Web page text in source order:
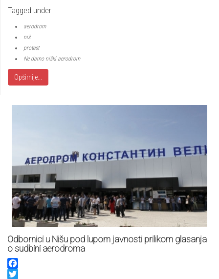
Tagged under
aerodrom
niš
protest
Ne damo niški aerodrom
Opširnije...
Odbornici u Nišu pod lupom javnosti prilikom glasanja
o sudbini aerodroma
Facebook